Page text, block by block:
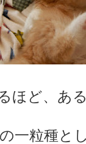
ほど、あ
一粒種と